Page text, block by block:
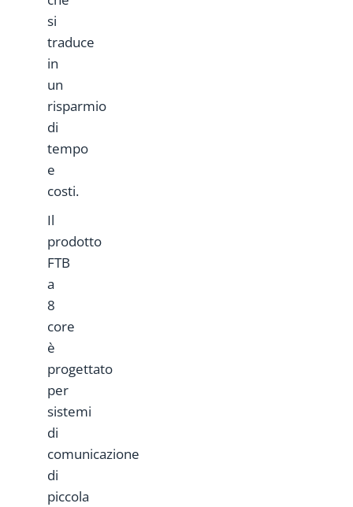
si
traduce
in
un
risparmio
di
tempo
e
costi.
Il
prodotto
FTB
a
8
core
è
progettato
per
sistemi
di
comunicazione
di
piccola